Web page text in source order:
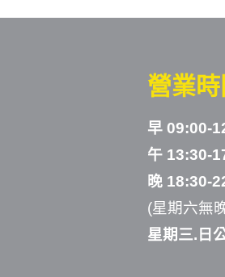
營業時
早 09:00-
午 13:30-
晚 18:30-
(星期六無
星期三.日